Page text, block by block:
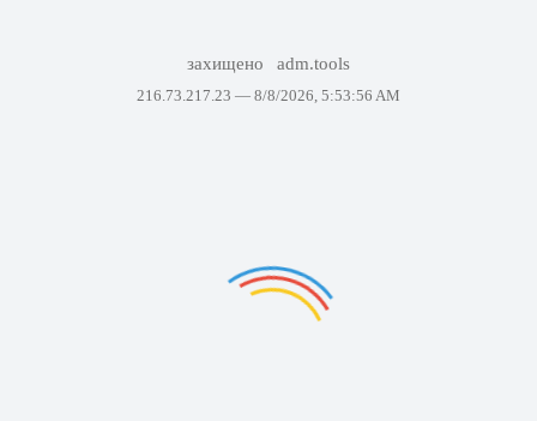
захищено adm.tools
216.73.217.23 — 8/8/2026, 5:53:56 AM